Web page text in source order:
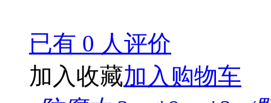
已有 0 人评价
加入收藏加入购物车